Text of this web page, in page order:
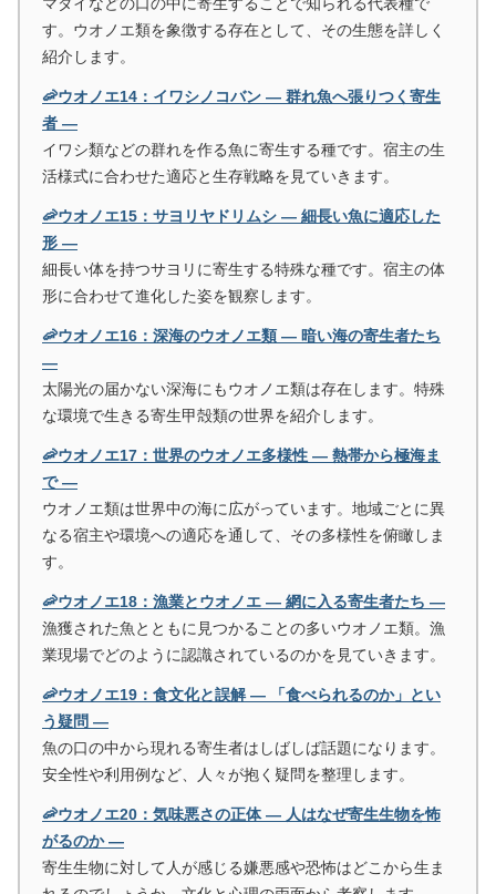
マダイなどの口の中に寄生することで知られる代表種で
す。ウオノエ類を象徴する存在として、その生態を詳しく
紹介します。
🦐ウオノエ14：イワシノコバン ― 群れ魚へ張りつく寄生
者 ―
イワシ類などの群れを作る魚に寄生する種です。宿主の生
活様式に合わせた適応と生存戦略を見ていきます。
🦐ウオノエ15：サヨリヤドリムシ ― 細長い魚に適応した
形 ―
細長い体を持つサヨリに寄生する特殊な種です。宿主の体
形に合わせて進化した姿を観察します。
🦐ウオノエ16：深海のウオノエ類 ― 暗い海の寄生者たち
―
太陽光の届かない深海にもウオノエ類は存在します。特殊
な環境で生きる寄生甲殻類の世界を紹介します。
🦐ウオノエ17：世界のウオノエ多様性 ― 熱帯から極海ま
で ―
ウオノエ類は世界中の海に広がっています。地域ごとに異
なる宿主や環境への適応を通して、その多様性を俯瞰しま
す。
🦐ウオノエ18：漁業とウオノエ ― 網に入る寄生者たち ―
漁獲された魚とともに見つかることの多いウオノエ類。漁
業現場でどのように認識されているのかを見ていきます。
🦐ウオノエ19：食文化と誤解 ― 「食べられるのか」とい
う疑問 ―
魚の口の中から現れる寄生者はしばしば話題になります。
安全性や利用例など、人々が抱く疑問を整理します。
🦐ウオノエ20：気味悪さの正体 ― 人はなぜ寄生生物を怖
がるのか ―
寄生生物に対して人が感じる嫌悪感や恐怖はどこから生ま